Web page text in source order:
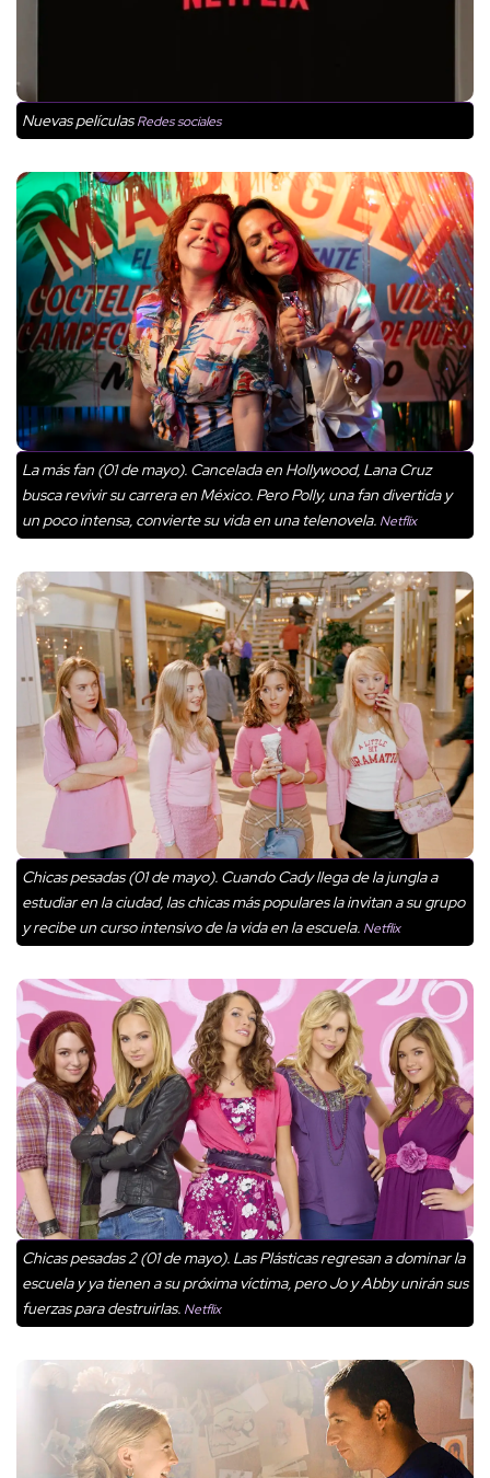
Nuevas películasRedes sociales
La más fan (01 de mayo). Cancelada en Hollywood, Lana Cruz
busca revivir su carrera en México. Pero Polly, una fan divertida y
un poco intensa, convierte su vida en una telenovela. Netflix
Chicas pesadas (01 de mayo). Cuando Cady llega de la jungla a
estudiar en la ciudad, las chicas más populares la invitan a su grupo
y recibe un curso intensivo de la vida en la escuela. Netflix
Chicas pesadas 2 (01 de mayo). Las Plásticas regresan a dominar la
escuela y ya tienen a su próxima víctima, pero Jo y Abby unirán sus
fuerzas para destruirlas. Netflix